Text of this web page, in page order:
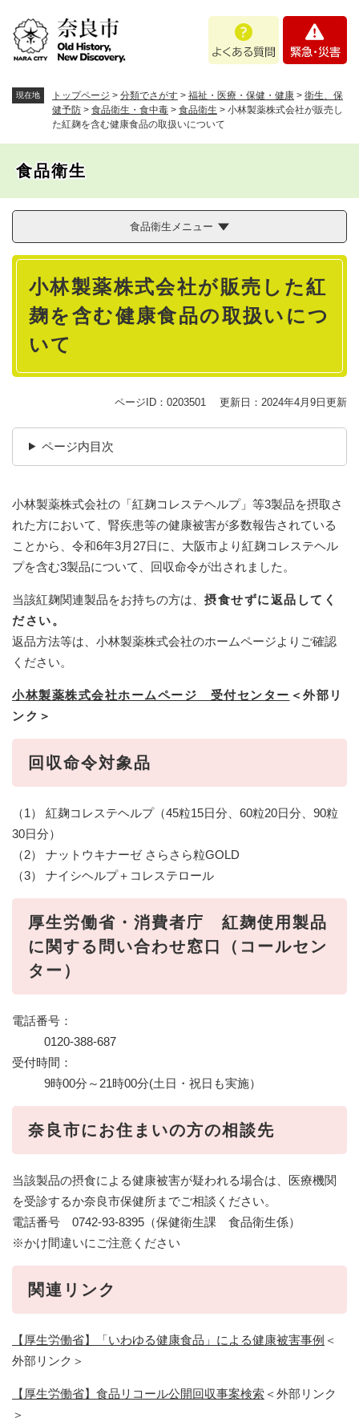
。
あ
問
・
現在地 トップページ > 分類でさがす > 福祉・医療・保健・健康 > 衛生、保
健予防 > 食品衛生・食中毒 > 食品衛生 > 小林製薬株式会社が販売し
た紅麹を含む健康食品の取扱いについて
食品衛生
食品衛生メニュー
本
小林製薬株式会社が販売した紅
麹を含む健康食品の取扱いにつ
いて
ページID：0203501 更新日：2024年4月9日更新
ページ内目次
小林製薬株式会社の「紅麹コレステヘルプ」等3製品を摂取さ
れた方において、腎疾患等の健康被害が多数報告されている
ことから、令和6年3月27日に、大阪市より紅麹コレステヘル
プを含む3製品について、回収命令が出されました。
当該紅麹関連製品をお持ちの方は、 摂食せずに返品してく
ださい。
返品方法等は、小林製薬株式会社のホームページよりご確認
ください。
小林製薬株式会社ホームページ 受付センター ＜外部リ
ンク＞
回収命令対象品
（1） 紅麹コレステヘルプ（45粒15日分、60粒20日分、90粒
30日分）
（2） ナットウキナーゼ さらさら粒GOLD
（3） ナイシヘルプ＋コレステロール
厚生労働省・消費者庁 紅麹使用製品
に関する問い合わせ窓口（コールセン
ター）
電話番号：
0120-388-687
受付時間：
9時00分～21時00分(土日・祝日も実施）
奈良市にお住まいの方の相談先
当該製品の摂食による健康被害が疑われる場合は、医療機関
を受診するか奈良市保健所までご相談ください。
電話番号 0742-93-8395（保健衛生課 食品衛生係）
※かけ間違いにご注意ください
関連リンク
【厚生労働省】「いわゆる健康食品」による健康被害事例 ＜
外部リンク＞
【厚生労働省】食品リコール公開回収事案検索 ＜外部リンク
＞